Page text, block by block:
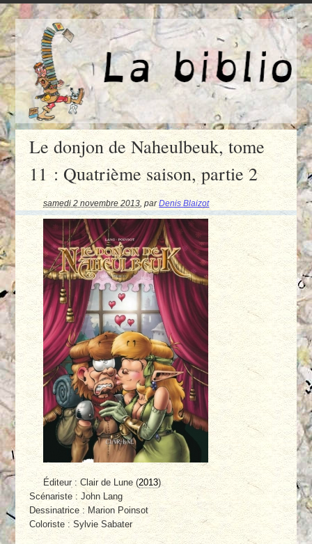
Le donjon de Naheulbeuk, tome
11 : Quatrième saison, partie 2
samedi 2 novembre 2013 ,parDenis Blaizot
Éditeur : Clair de Lune (2013)
Scénariste : John Lang
Dessinatrice : Marion Poinsot
Coloriste : Sylvie Sabater